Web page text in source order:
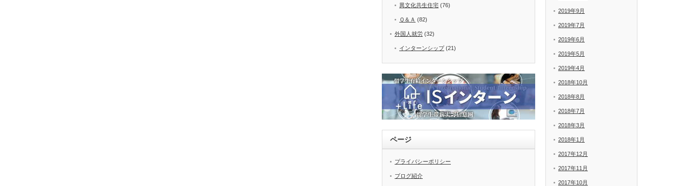
異文化共生住宅 (76)
Ｑ＆Ａ (82)
外国人就労 (32)
インターンシップ(21)
ページ
プライバシーポリシー
ブログ紹介
2019年9月
2019年7月
2019年6月
2019年5月
2019年4月
2018年10月
2018年8月
2018年7月
2018年3月
2018年1月
2017年12月
2017年11月
2017年10月